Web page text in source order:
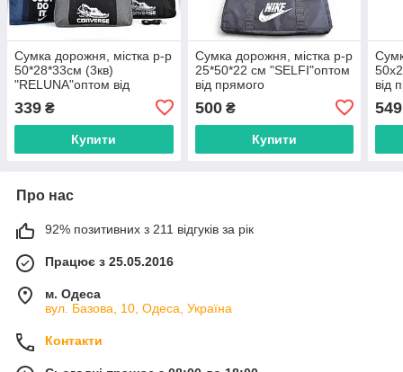
Сумка дорожня, містка р-р
50*28*33см (3кв)
"RELUNA"оптом від
339 ₴
Купити
Сумка дорожня, містка р-р
25*50*22 см "SELFI"оптом
від прямого
500₴
Купити
від
549
Про нас
92% позитивних з 211 відгуків за рік
Працює з 25.05.2016
м. Одеса
вул. Базова, 10, Одеса, Україна
Контакти